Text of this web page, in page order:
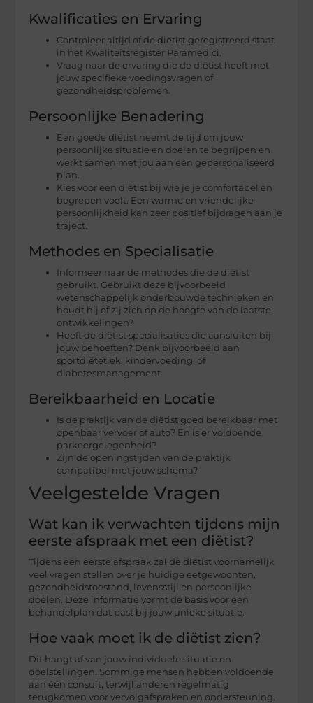
Kwalificaties en Ervaring
Controleer altijd of de diëtist geregistreerd staat
in het Kwaliteitsregister Paramedici.
Vraag naar de ervaring die de diëtist heeft met
jouw specifieke voedingsvragen of
gezondheidsproblemen.
Persoonlijke Benadering
Een goede diëtist neemt de tijd om jouw
persoonlijke situatie en doelen te begrijpen en
werkt samen met jou aan een gepersonaliseerd
plan.
Kies voor een diëtist bij wie je je comfortabel en
begrepen voelt. Een warme en vriendelijke
persoonlijkheid kan zeer positief bijdragen aan je
traject.
Methodes en Specialisatie
Informeer naar de methodes die de diëtist
gebruikt. Gebruikt deze bijvoorbeeld
wetenschappelijk onderbouwde technieken en
houdt hij of zij zich op de hoogte van de laatste
ontwikkelingen?
Heeft de diëtist specialisaties die aansluiten bij
jouw behoeften? Denk bijvoorbeeld aan
sportdiëtetiek, kindervoeding, of
diabetesmanagement.
Bereikbaarheid en Locatie
Is de praktijk van de diëtist goed bereikbaar met
openbaar vervoer of auto? En is er voldoende
parkeergelegenheid?
Zijn de openingstijden van de praktijk
compatibel met jouw schema?
Veelgestelde Vragen
Wat kan ik verwachten tijdens mijn
eerste afspraak met een diëtist?
Tijdens een eerste afspraak zal de diëtist voornamelijk
veel vragen stellen over je huidige eetgewoonten,
gezondheidstoestand, levensstijl en persoonlijke
doelen. Deze informatie vormt de basis voor een
behandelplan dat past bij jouw unieke situatie.
Hoe vaak moet ik de diëtist zien?
Dit hangt af van jouw individuele situatie en
doelstellingen. Sommige mensen hebben voldoende
aan één consult, terwijl anderen regelmatig
terugkomen voor vervolgafspraken en ondersteuning.